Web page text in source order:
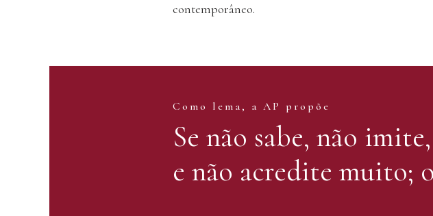
contemporâneo.
Como lema, a AP propõe
Se não sabe, não
e não acredite muito;